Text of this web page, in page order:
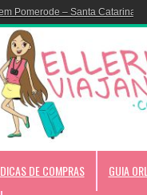
Pomerode – Santa Catarina!
DICAS DE COMPRAS GUIA